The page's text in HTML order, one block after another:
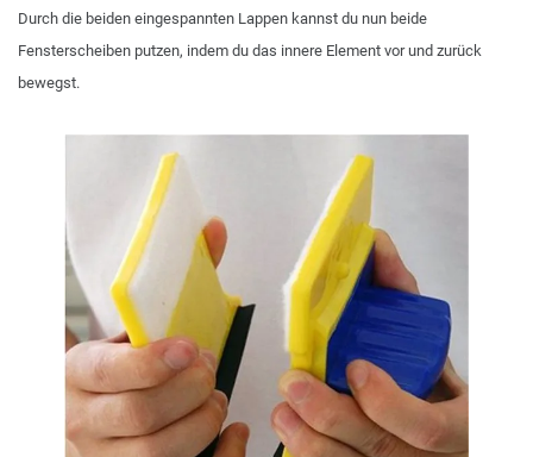
Durch die beiden eingespannten Lappen kannst du nun beide
Fensterscheiben putzen, indem du das innere Element vor und zurück
bewegst.